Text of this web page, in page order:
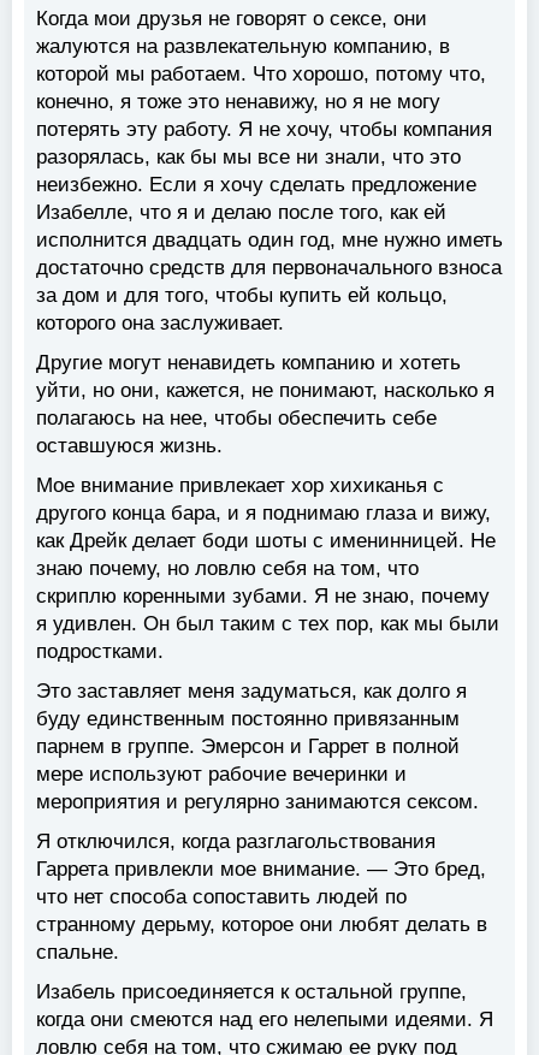
Когда мои друзья не говорят о сексе, они
жалуются на развлекательную компанию, в
которой мы работаем. Что хорошо, потому что,
конечно, я тоже это ненавижу, но я не могу
потерять эту работу. Я не хочу, чтобы компания
разорялась, как бы мы все ни знали, что это
неизбежно. Если я хочу сделать предложение
Изабелле, что я и делаю после того, как ей
исполнится двадцать один год, мне нужно иметь
достаточно средств для первоначального взноса
за дом и для того, чтобы купить ей кольцо,
которого она заслуживает.
Другие могут ненавидеть компанию и хотеть
уйти, но они, кажется, не понимают, насколько я
полагаюсь на нее, чтобы обеспечить себе
оставшуюся жизнь.
Мое внимание привлекает хор хихиканья с
другого конца бара, и я поднимаю глаза и вижу,
как Дрейк делает боди шоты с именинницей. Не
знаю почему, но ловлю себя на том, что
скриплю коренными зубами. Я не знаю, почему
я удивлен. Он был таким с тех пор, как мы были
подростками.
Это заставляет меня задуматься, как долго я
буду единственным постоянно привязанным
парнем в группе. Эмерсон и Гаррет в полной
мере используют рабочие вечеринки и
мероприятия и регулярно занимаются сексом.
Я отключился, когда разглагольствования
Гаррета привлекли мое внимание. — Это бред,
что нет способа сопоставить людей по
странному дерьму, которое они любят делать в
спальне.
Изабель присоединяется к остальной группе,
когда они смеются над его нелепыми идеями. Я
ловлю себя на том, что сжимаю ее руку под